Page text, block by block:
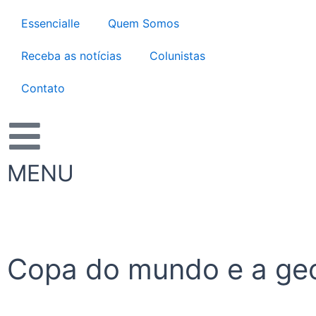
para
conteúdo
Essencialle Quem Somos
Receba as notícias Colunistas
Contato
MENU
Copa do mundo e a